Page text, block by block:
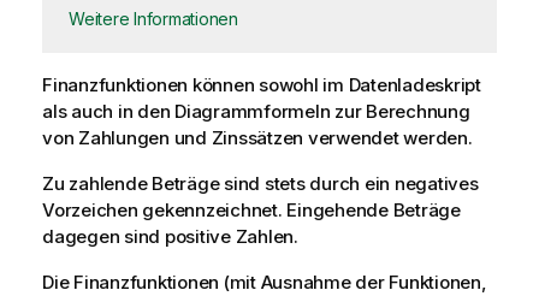
Weitere Informationen
Finanzfunktionen können sowohl im Datenladeskript
als auch in den Diagrammformeln zur Berechnung
von Zahlungen und Zinssätzen verwendet werden.
Zu zahlende Beträge sind stets durch ein negatives
Vorzeichen gekennzeichnet. Eingehende Beträge
dagegen sind positive Zahlen.
Die Finanzfunktionen (mit Ausnahme der Funktionen,